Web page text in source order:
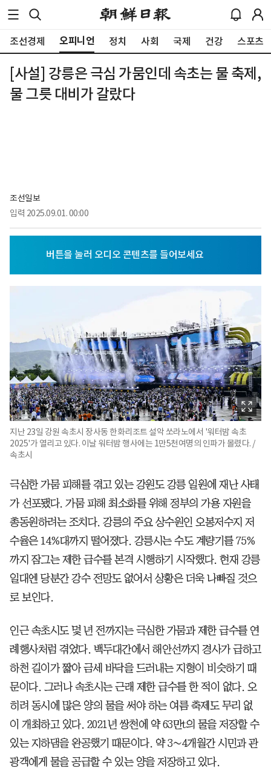
조선경제 오피니언 정치 사회 국제 건강 스포츠
[사설] 강릉은 극심 가뭄인데 속초는 물 축제,
물 그릇 대비가 갈랐다
조선일보
입력 2025.09.01. 00:00
지난 23일 강원 속초시 장사동 한화리조트 설악 쏘라노에서 '워터밤 속초
2025'가 열리고 있다. 이날 워터밤 행사에는 1만5천여명의 인파가 몰렸다. /
속초시
극심한 가뭄 피해를 겪고 있는 강원도 강릉 일원에 재난 사태
가 선포됐다. 가뭄 피해 최소화를 위해 정부의 가용 자원을
총동원하려는 조치다. 강릉의 주요 상수원인 오봉저수지 저
수율은 14%대까지 떨어졌다. 강릉시는 수도 계량기를 75%
까지 잠그는 제한 급수를 본격 시행하기 시작했다. 현재 강릉
일대엔 당분간 강수 전망도 없어서 상황은 더욱 나빠질 것으
로 보인다.
인근 속초시도 몇 년 전까지는 극심한 가뭄과 제한 급수를 연
례행사처럼 겪었다. 백두대간에서 해안선까지 경사가 급하고
하천 길이가 짧아 금세 바닥을 드러내는 지형이 비슷하기 때
문이다. 그러나 속초시는 근래 제한 급수를 한 적이 없다. 오
히려 동시에 많은 양의 물을 써야 하는 여름 축제도 무리 없
이 개최하고 있다. 2021년 쌍천에 약 63만t의 물을 저장할 수
있는 지하댐을 완공했기 때문이다. 약 3∼4개월간 시민과 관
광객에게 물을 공급할 수 있는 양을 저장하고 있다.